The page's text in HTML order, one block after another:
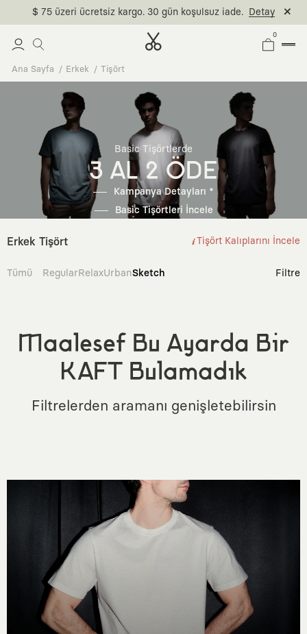
$ 75 üzeri ücretsiz kargo. 30 gün koşulsuz iade. Detay
0
Ana Sayfa Erkek Tişört
Basic Tişörtlerde
3 AL 2 ÖDE
Kampanya Detayları *
Basic Tişörtleri İncele
Erkek Tişört Tişört Kalıplarını İncele
Tümü RegularRelaxUrbanSketch Filtre
Maalesef Bu Ayarda Bir
KAFT Bulamadık
Filtrelerden aramanı genişletebilirsin